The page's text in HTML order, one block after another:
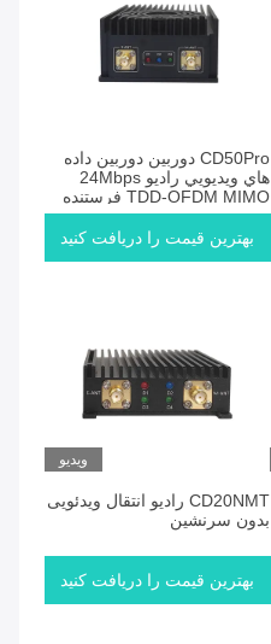
CD50Pro دوربين دوربين داده
هاي ويديويي راديو 24Mbps
TDD-OFDM MIMO فرستنده
بي سيم
بهترین قیمت را دریافت کنید
ویدیو
CD20NMT رادیو انتقال ویدئویی
بدون سرنشین
بهترین قیمت را دریافت کنید